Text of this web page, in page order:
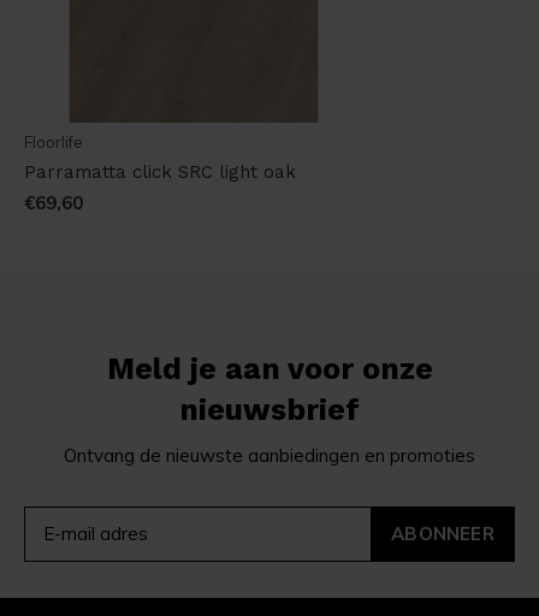
Floorlife
Parramatta click SRC light oak
€69,60
Meld je aan voor onze
nieuwsbrief
Ontvang de nieuwste aanbiedingen en promoties
ABONNEER